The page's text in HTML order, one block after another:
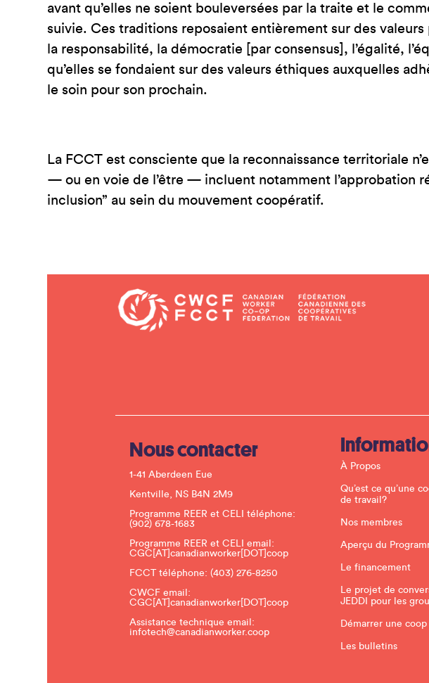
avant qu’elles ne soient bouleversées par la traite et le
suivie. Ces traditions reposaient entièrement sur des
la responsabilité, la démocratie [par consensus], l’égalité,
qu’elles se fondaient sur des valeurs éthiques auxquelles
le soin pour son prochain.
La FCCT est consciente que la reconnaissance territoriale
— ou en voie de l’être — incluent notamment l’approbation
inclusion” au sein du mouvement coopératif.
Nous contacter
1-41 Aberdeen Eue
Kentville, NS B4N 2M9
Programme REER et CELI téléphone:
(902) 678-1683
Programme REER et CELI email:
CGC[AT]canadianworker[DOT]coop
FCCT téléphone: (403) 276-8250
CWCF email:
CGC[AT]canadianworker[DOT]coop
Assistance technique email:
infotech@canadianworker.coop
À Propos
Qu’est ce qu’une
de travail?
Nos membres
Aperçu du
Le financement
Le projet de
JEDDI pour les
Démarrer une coop
Les bulletins